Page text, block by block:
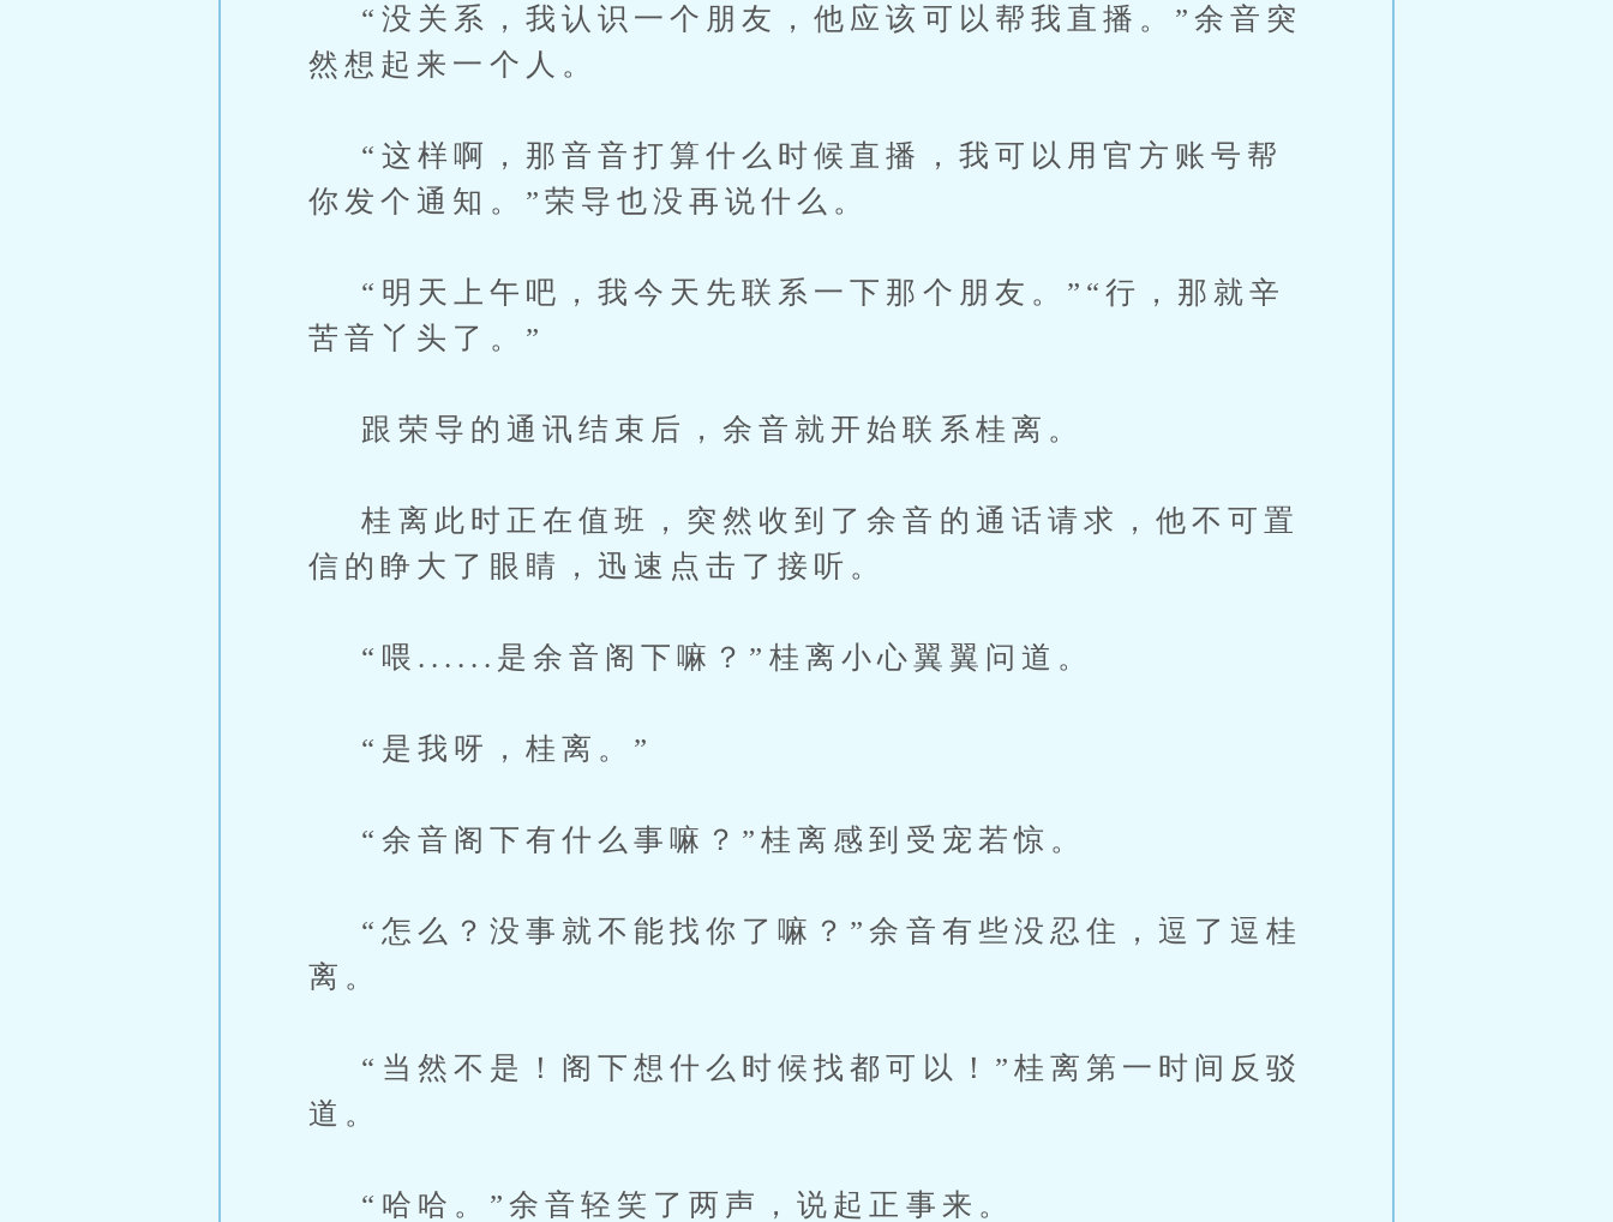
“没关系，我认识一个朋友，他应该可以帮我直播。”余音突
然想起来一个人。
“这样啊，那音音打算什么时候直播，我可以用官方账号帮
你发个通知。”荣导也没再说什么。
“明天上午吧，我今天先联系一下那个朋友。”“行，那就辛
苦音丫头了。”
跟荣导的通讯结束后，余音就开始联系桂离。
桂离此时正在值班，突然收到了余音的通话请求，他不可置
信的睁大了眼睛，迅速点击了接听。
“喂......是余音阁下嘛？”桂离小心翼翼问道。
“是我呀，桂离。”
“余音阁下有什么事嘛？”桂离感到受宠若惊。
“怎么？没事就不能找你了嘛？”余音有些没忍住，逗了逗桂
离。
“当然不是！阁下想什么时候找都可以！”桂离第一时间反驳
道。
“哈哈。”余音轻笑了两声，说起正事来。